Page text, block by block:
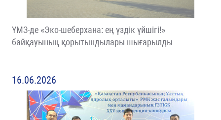
ҮМЗ-де «Эко-шеберхана: ең үздік үйшігі!»
байқауының қорытындылары шығарылды
16.06.2026